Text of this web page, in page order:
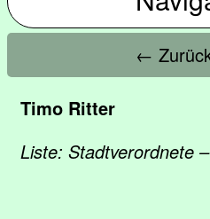
←
Timo Ritter
Liste: Stadtverordnete